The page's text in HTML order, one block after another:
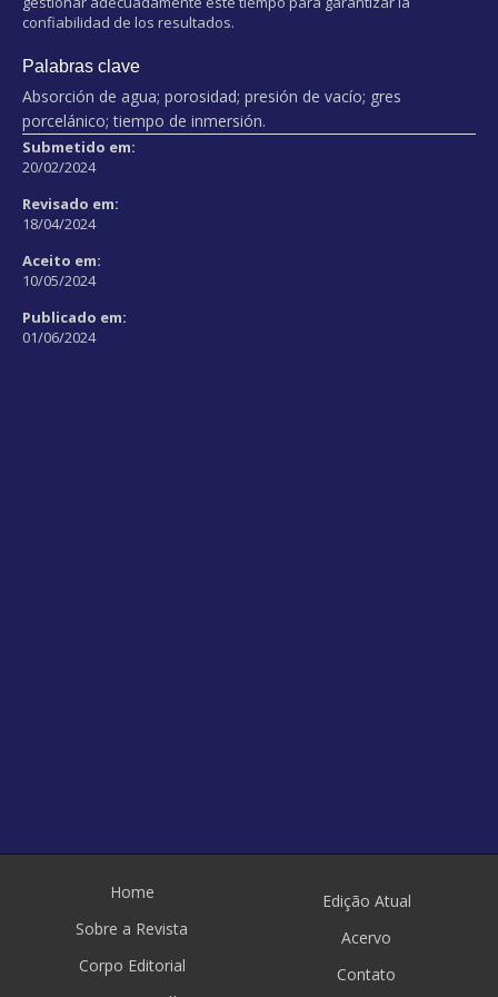
confiabilidad de los resultados.
Palabras clave
Absorción de agua; porosidad; presión de vacío; gres
porcelánico; tiempo de inmersión.
Submetido em:
20/02/2024
Revisado em:
18/04/2024
Aceito em:
10/05/2024
Publicado em:
01/06/2024
Home
Sobre a Revista
Corpo Editorial
Edição Atual
Acervo
Contato